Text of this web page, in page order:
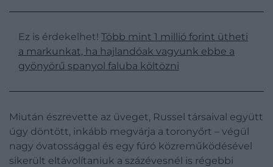
Ez is érdekelhet! Több mint 1 millió forint ütheti
a markunkat, ha hajlandóak vagyunk ebbe a
gyönyörű spanyol faluba költözni
Miután észrevette az üveget, Russel társaival együtt
úgy döntött, inkább megvárja a toronyőrt – végül
nagy óvatossággal és egy fúró közreműködésével
sikerült eltávolítaniuk a százévesnél is régebbi